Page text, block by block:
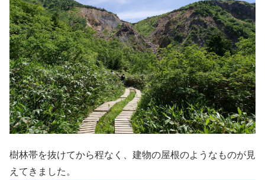
樹林帯を抜けてから程なく、建物の屋根のようなものが見
えてきました。